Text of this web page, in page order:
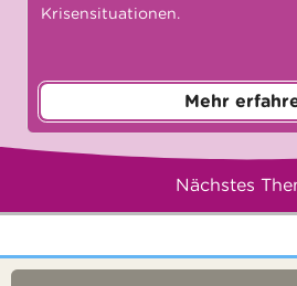
Krisensituationen.
Mehr
Nächstes